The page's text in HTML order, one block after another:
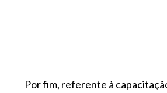
Por fim, referente à